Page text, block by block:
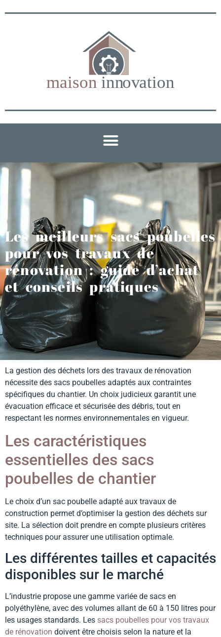
Les meilleurs sacs poubelles
pour vos travaux de
rénovation : guide d’achat
et conseils pratiques
La gestion des déchets lors des travaux de rénovation
nécessite des sacs poubelles adaptés aux contraintes
spécifiques du chantier. Un choix judicieux garantit une
évacuation efficace et sécurisée des débris, tout en
respectant les normes environnementales en vigueur.
Les caractéristiques
essentielles des sacs
poubelles de chantier
Le choix d’un sac poubelle adapté aux travaux de
construction permet d’optimiser la gestion des déchets sur
site. La sélection doit prendre en compte plusieurs critères
techniques pour assurer une utilisation optimale.
Les différentes tailles et capacités
disponibles sur le marché
L’industrie propose une gamme variée de sacs en
polyéthylène, avec des volumes allant de 60 à 150 litres pour
les usages standards. Les sacs poubelles pour vos travaux
de rénovation doivent être choisis selon la nature et la